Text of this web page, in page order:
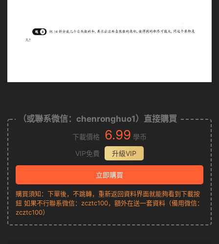
（或聯系微信：chenronghuo1）直接購買
下載價格 6.99 學币
VIP免費
升級VIP
立即購買
購買須知：下單後，不跳轉，重新返回資料界面就能夠看到下載按
鈕 如果不行聯系微信：zcztc100，額外在送一套資料（備用微信：
zcztc100）